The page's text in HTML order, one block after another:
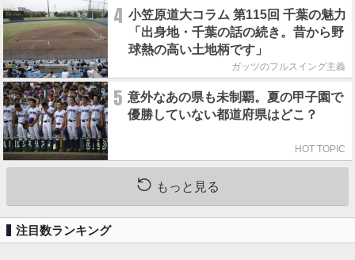
4 小笠原道大コラム 第115回 千葉の魅力
「出身地・千葉の話の続き。昔から野
球熱の高い土地柄です」
ガッツのフルスイング主義
5 意外なあの県も未制覇。夏の甲子園で
優勝していない都道府県はどこ？
HOT TOPIC
もっと見る
注目数ランキング